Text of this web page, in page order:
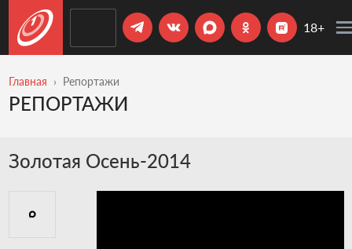
18+
Главная Репортажи
РЕПОРТАЖИ
Золотая Осень-2014